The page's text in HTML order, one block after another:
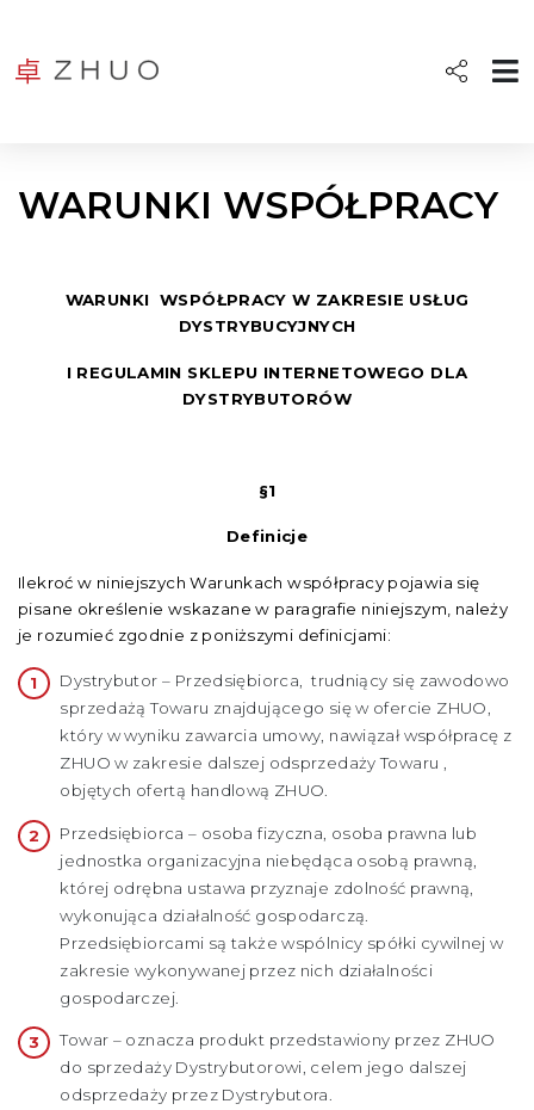
WARUNKI WSPÓŁPRACY
WARUNKI WSPÓŁPRACY W ZAKRESIE USŁUG
DYSTRYBUCYJNYCH
I REGULAMIN SKLEPU INTERNETOWEGO DLA
DYSTRYBUTORÓW
§1
Definicje
Ilekroć w niniejszych Warunkach współpracy pojawia się
pisane określenie wskazane w paragrafie niniejszym, należy
je rozumieć zgodnie z poniższymi definicjami:
Dystrybutor – Przedsiębiorca, trudniący się zawodowo
sprzedażą Towaru znajdującego się w ofercie ZHUO,
który w wyniku zawarcia umowy, nawiązał współpracę z
ZHUO w zakresie dalszej odsprzedaży Towaru ,
objętych ofertą handlową ZHUO.
Przedsiębiorca – osoba fizyczna, osoba prawna lub
jednostka organizacyjna niebędąca osobą prawną,
której odrębna ustawa przyznaje zdolność prawną,
wykonująca działalność gospodarczą.
Przedsiębiorcami są także wspólnicy spółki cywilnej w
zakresie wykonywanej przez nich działalności
gospodarczej.
Towar – oznacza produkt przedstawiony przez ZHUO
do sprzedaży Dystrybutorowi, celem jego dalszej
odsprzedaży przez Dystrybutora.